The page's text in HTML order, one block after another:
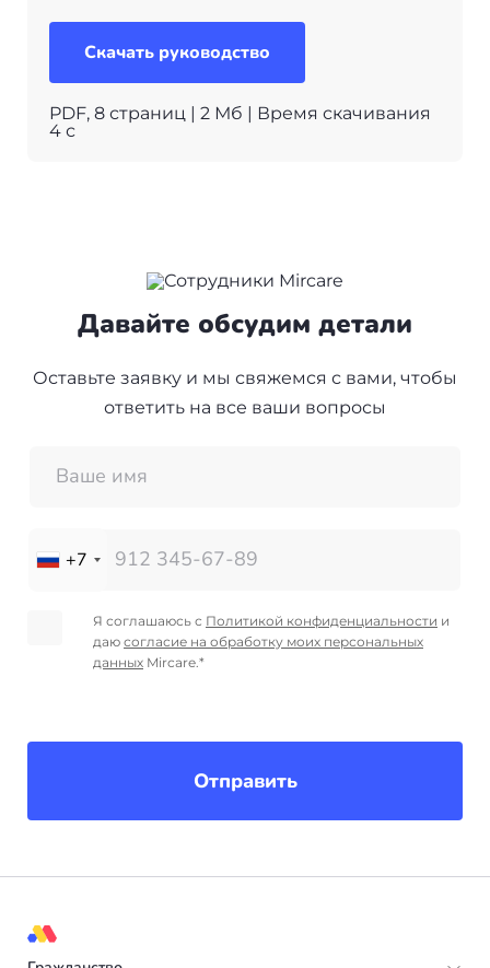
Скачать руководство
PDF, 8 страниц | 2 Мб | Время скачивания
4 с
Давайте обсудим детали
Оставьте заявку и мы свяжемся с вами, чтобы
ответить на все ваши вопросы
+7
Я соглашаюсь с Политикой конфиденциальности и
даю согласие на обработку моих персональных
данных Mircare.*
Отправить